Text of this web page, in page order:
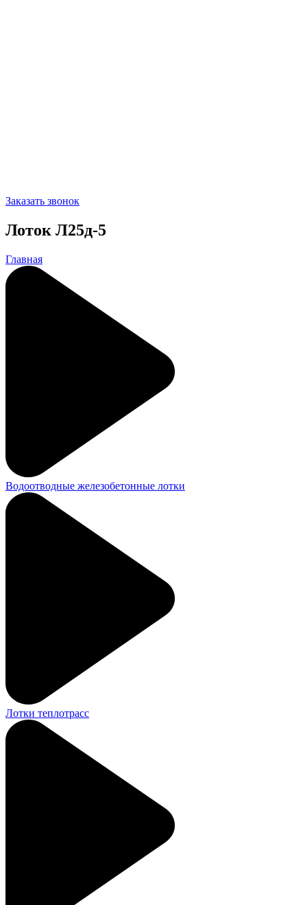
Заказать звонок
Лоток Л25д-5
Главная
Водоотводные железобетонные лотки
Лотки теплотрасс